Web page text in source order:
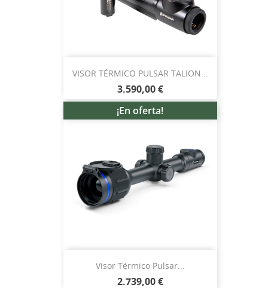
VISOR TÉRMICO PULSAR TALION...
3.590,00 €
Visor Térmico Pulsar...
2.739,00 €
¡En oferta!